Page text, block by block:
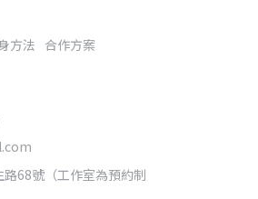
方法 合作方案
68號（工作室為預約制